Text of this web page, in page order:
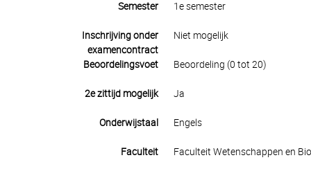
Semester 1e semester
Inschrijving onder
examencontract
Niet mogelijk
Beoordelingsvoet Beoordeling (0 tot 20)
2e zittijd mogelijk Ja
Onderwijstaal Engels
Faculteit Faculteit Wetenschappen en